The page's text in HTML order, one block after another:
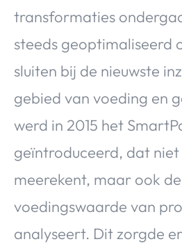
transformaties
steeds geoptimaliseerd
sluiten bij de nieuwste
gebied van voeding en
werd in 2015 het
geïntroduceerd, dat
meerekent, maar ook de
voedingswaarde van
analyseert. Dit zorgde